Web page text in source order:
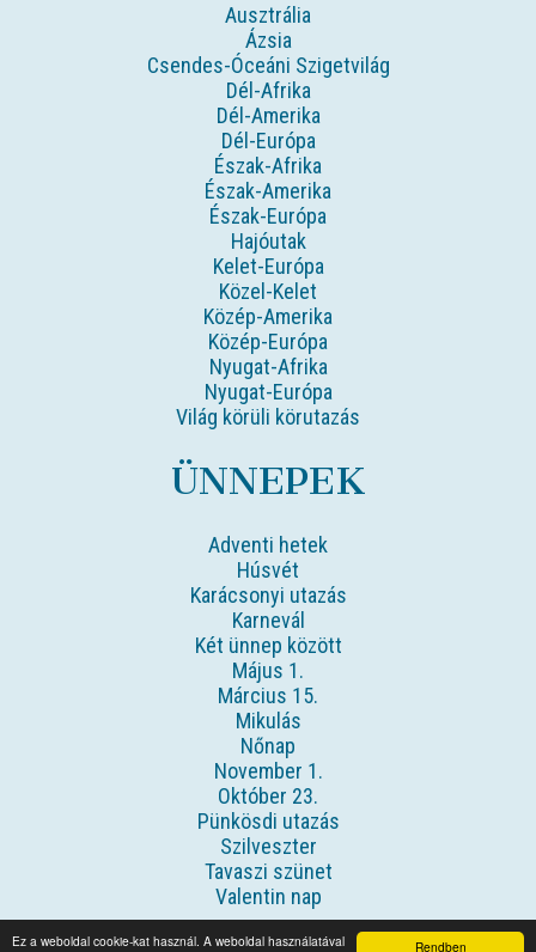
Rendben
Ez a weboldal cookie-kat használ. A weboldal használatával
Ausztrália
Ázsia
Csendes-Óceáni Szigetvilág
Dél-Afrika
Dél-Amerika
Dél-Európa
Észak-Afrika
Észak-Amerika
Észak-Európa
Hajóutak
Kelet-Európa
Közel-Kelet
Közép-Amerika
Közép-Európa
Nyugat-Afrika
Nyugat-Európa
Világ körüli körutazás
ÜNNEPEK
Adventi hetek
Húsvét
Karácsonyi utazás
Karnevál
Két ünnep között
Május 1.
Március 15.
Mikulás
Nőnap
November 1.
Október 23.
Pünkösdi utazás
Szilveszter
Tavaszi szünet
Valentin nap